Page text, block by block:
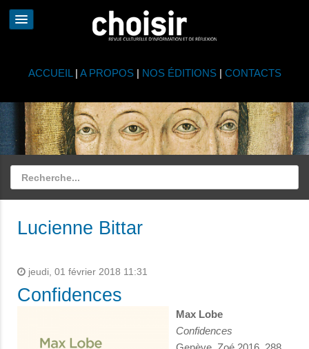
ACCUEIL | A PROPOS| NOS ÉDITIONS| CONTACTS
Lucienne Bittar
jeudi, 01 février 2018 11:31
Confidences
Max Lobe
Confidences